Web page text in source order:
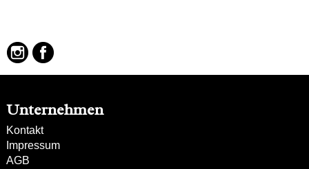
Unternehmen
Kontakt
Impressum
AGB